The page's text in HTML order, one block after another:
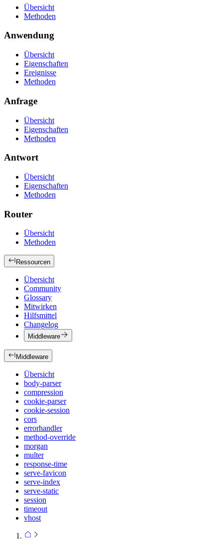
Übersicht
Methoden
Anwendung
Übersicht
Eigenschaften
Ereignisse
Methoden
Anfrage
Übersicht
Eigenschaften
Methoden
Antwort
Übersicht
Eigenschaften
Methoden
Router
Übersicht
Methoden
Ressourcen
Übersicht
Community
Glossary
Mitwirken
Hilfsmittel
Changelog
Middleware
Middleware
Übersicht
body-parser
compression
cookie-parser
cookie-session
cors
errorhandler
method-override
morgan
multer
response-time
serve-favicon
serve-index
serve-static
session
timeout
vhost